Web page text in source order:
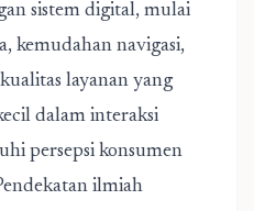
sistem digital, mulai
kemudahan navigasi,
layanan yang
dalam interaksi
persepsi konsumen
ilmiah